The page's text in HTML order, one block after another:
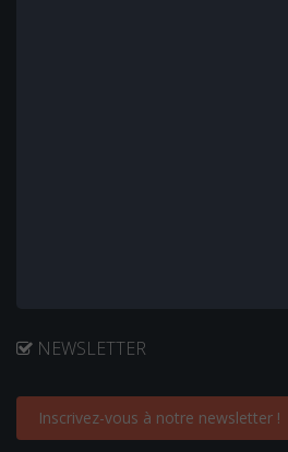
NEWSLETTER
Inscrivez-vous à notre newsletter !